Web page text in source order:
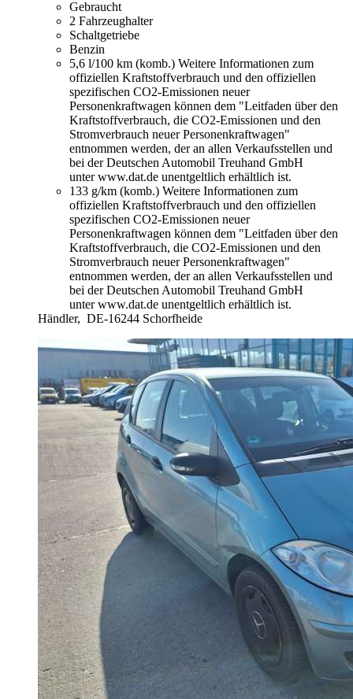
Gebraucht
2 Fahrzeughalter
Schaltgetriebe
Benzin
5,6 l/100 km (komb.) Weitere Informationen zum
offiziellen Kraftstoffverbrauch und den offiziellen
spezifischen CO2-Emissionen neuer
Personenkraftwagen können dem "Leitfaden über den
Kraftstoffverbrauch, die CO2-Emissionen und den
Stromverbrauch neuer Personenkraftwagen"
entnommen werden, der an allen Verkaufsstellen und
bei der Deutschen Automobil Treuhand GmbH
unter www.dat.de unentgeltlich erhältlich ist.
133 g/km (komb.) Weitere Informationen zum
offiziellen Kraftstoffverbrauch und den offiziellen
spezifischen CO2-Emissionen neuer
Personenkraftwagen können dem "Leitfaden über den
Kraftstoffverbrauch, die CO2-Emissionen und den
Stromverbrauch neuer Personenkraftwagen"
entnommen werden, der an allen Verkaufsstellen und
bei der Deutschen Automobil Treuhand GmbH
unter www.dat.de unentgeltlich erhältlich ist.
Händler, DE-16244 Schorfheide